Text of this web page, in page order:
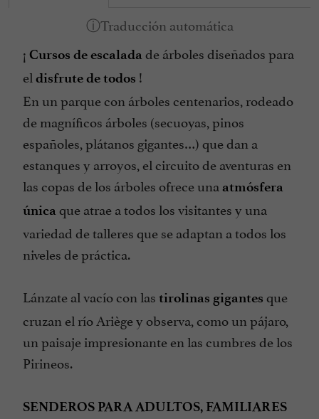
¡ Cursos de escalada de árboles diseñados para
el disfrute de todos !
En un parque con árboles centenarios, rodeado
de magníficos árboles (secuoyas, pinos
españoles, plátanos gigantes…) que dan a
estanques y arroyos, el circuito de aventuras en
las copas de los árboles ofrece una atmósfera
única que atrae a todos los visitantes y una
variedad de talleres que se adaptan a todos los
niveles de práctica.
Lánzate al vacío con las tirolinas gigantes que
cruzan el río Ariège y observa, como un pájaro,
un paisaje impresionante en las cumbres de los
Pirineos.
SENDEROS PARA ADULTOS, FAMILIARES